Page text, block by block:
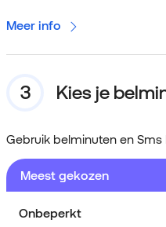
Meer info
Kies je
Gebruik belminuten en Sms
Meest gekozen
Onbeperkt